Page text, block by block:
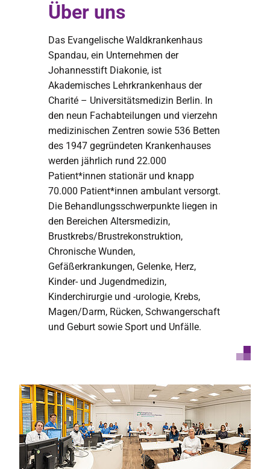
Über uns
Das Evangelische Waldkrankenhaus
Spandau, ein Unternehmen der
Johannesstift Diakonie, ist
Akademisches Lehrkrankenhaus der
Charité – Universitätsmedizin Berlin. In
den neun Fachabteilungen und vierzehn
medizinischen Zentren sowie 536 Betten
des 1947 gegründeten Krankenhauses
werden jährlich rund 22.000
Patient*innen stationär und knapp
70.000 Patient*innen ambulant versorgt.
Die Behandlungsschwerpunkte liegen in
den Bereichen Altersmedizin,
Brustkrebs/Brustrekonstruktion,
Chronische Wunden,
Gefäßerkrankungen, Gelenke, Herz,
Kinder- und Jugendmedizin,
Kinderchirurgie und -urologie, Krebs,
Magen/Darm, Rücken, Schwangerschaft
und Geburt sowie Sport und Unfälle.